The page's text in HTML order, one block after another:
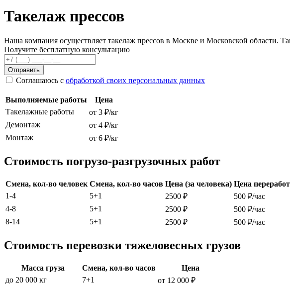
Такелаж прессов
Наша компания осуществляет такелаж прессов в Москве и Московской области.
Получите бесплатную консультацию
Отправить
Соглашаюсь с обработкой своих персональных данных
Выполняемые работы
Цена
Такелажные работы
от 3 ₽/кг
Демонтаж
от 4 ₽/кг
Монтаж
от 6 ₽/кг
Стоимость погрузо-разгрузочных работ
Смена, кол-во человек Смена, кол-во часов Цена (за человека) Цена
1-4
5+1 2500 ₽
500 ₽/час
4-8
5+1 2500 ₽
500 ₽/час
8-14
5+1 2500 ₽ 500 ₽/час
Стоимость перевозки тяжеловесных грузов
Масса груза Смена, кол-во часов
Цена
до 20 000 кг
7+1
от 12 000 ₽